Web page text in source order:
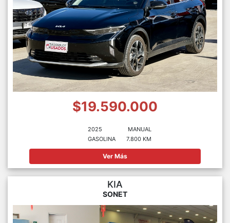
$19.590.000
2025
GASOLINA
MANUAL
7.800 KM
Ver Más
KIA
SONET